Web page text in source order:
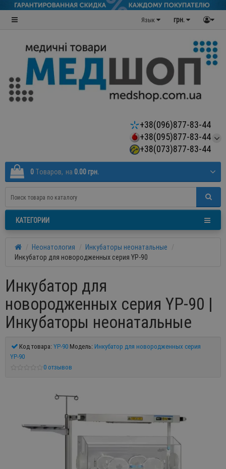
грн.
Язык
+38(096)877-83-44
+38(095)877-83-44
+38(073)877-83-44
0 Tоваров, на 0.00 грн.
КАТЕГОРИИ
Неонатология
Инкубаторы неонатальные
Инкубатор для новородженных серия YP-90
Инкубатор для
новородженных серия YP-90 |
Инкубаторы неонатальные
Код товара: YP-90 Модель: Инкубатор для новородженных серия
YP-90
0 отзывов